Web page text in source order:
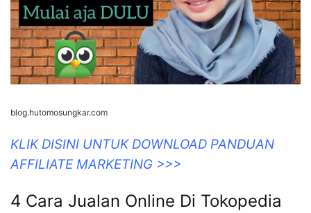
blog.hutomosungkar.com
KLIK DISINI UNTUK DOWNLOAD PANDUAN
AFFILIATE MARKETING >>>
4 Cara Jualan Online Di Tokopedia